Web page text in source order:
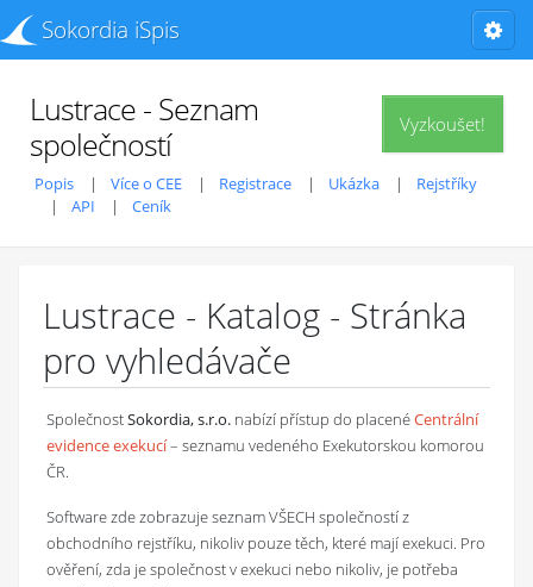
Sokordia iSpis
Vyzkoušet!
Lustrace - Seznam
společností
Popis Více o CEE Registrace Ukázka
Rejstříky
API
Ceník
Lustrace - Katalog - Stránka
pro vyhledávače
SpolečnostSokordia, s.r.o. nabízí přístup do placenéCentrální
evidence exekucí– seznamu vedeného Exekutorskou komorou
ČR.
Software zde zobrazuje seznam VŠECH společností z
obchodního rejstříku, nikoliv pouze těch, které mají exekuci. Pro
ověření, zda je společnost v exekuci nebo nikoliv, je potřeba